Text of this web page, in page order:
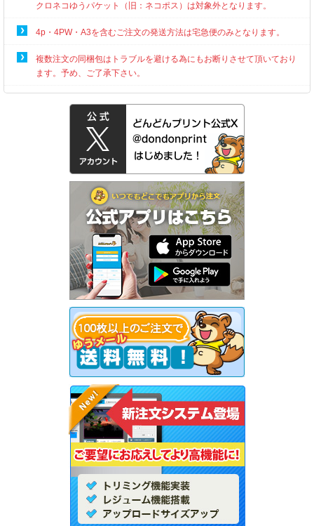
クロネコゆうパケット（旧：ネコポス）は対象外となります。
4p・4PW・A3を含むご注文の発送方法は宅急便のみとなります。
複数注文の同梱包はトラブルを避ける為にもお断りさせて頂いており
ます。予め、ご了承下さい。